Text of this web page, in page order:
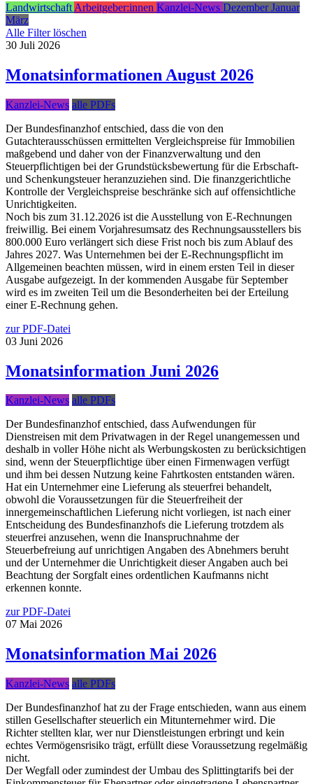
Landwirtschaft Arbeitgeber:innen Kanzlei-News DezemberJanuar
März
Alle Filter löschen
30 Juli 2026
Monatsinformationen August 2026
Kanzlei-News alle PDFs
Der Bundesfinanzhof entschied, dass die von den
Gutachterausschüssen ermittelten Vergleichspreise für Immobilien
maßgebend und daher von der Finanzverwaltung und den
Steuerpflichtigen bei der Grundstücksbewertung für die Erbschaft-
und Schenkungsteuer heranzuziehen sind. Die finanzgerichtliche
Kontrolle der Vergleichspreise beschränke sich auf offensichtliche
Unrichtigkeiten.
Noch bis zum 31.12.2026 ist die Ausstellung von E-Rechnungen
freiwillig. Bei einem Vorjahresumsatz des Rechnungsausstellers bis
800.000 Euro verlängert sich diese Frist noch bis zum Ablauf des
Jahres 2027. Was Unternehmen bei der E-Rechnungspflicht im
Allgemeinen beachten müssen, wird in einem ersten Teil in dieser
Ausgabe aufgezeigt. In der kommenden Ausgabe für September
wird es im zweiten Teil um die Besonderheiten bei der Erteilung
einer E-Rechnung gehen.
zur PDF-Datei
03 Juni 2026
Monatsinformation Juni 2026
Kanzlei-News alle PDFs
Der Bundesfinanzhof entschied, dass Aufwendungen für
Dienstreisen mit dem Privatwagen in der Regel unangemessen und
deshalb in voller Höhe nicht als Werbungskosten zu berücksichtigen
sind, wenn der Steuerpflichtige über einen Firmenwagen verfügt
und ihm bei dessen Nutzung keine Fahrtkosten entstanden wären.
Hat ein Unternehmer eine Lieferung als steuerfrei behandelt,
obwohl die Voraussetzungen für die Steuerfreiheit der
innergemeinschaftlichen Lieferung nicht vorliegen, ist nach einer
Entscheidung des Bundesfinanzhofs die Lieferung trotzdem als
steuerfrei anzusehen, wenn die Inanspruchnahme der
Steuerbefreiung auf unrichtigen Angaben des Abnehmers beruht
und der Unternehmer die Unrichtigkeit dieser Angaben auch bei
Beachtung der Sorgfalt eines ordentlichen Kaufmanns nicht
erkennen konnte.
zur PDF-Datei
07 Mai 2026
Monatsinformation Mai 2026
Kanzlei-News alle PDFs
Der Bundesfinanzhof hat zu der Frage entschieden, wann aus einem
stillen Gesellschafter steuerlich ein Mitunternehmer wird. Die
Richter stellten klar, wer nur Dienstleistungen erbringt und kein
echtes Vermögensrisiko trägt, erfüllt diese Voraussetzung regelmäßig
nicht.
Der Wegfall oder zumindest der Umbau des Splittingtarifs bei der